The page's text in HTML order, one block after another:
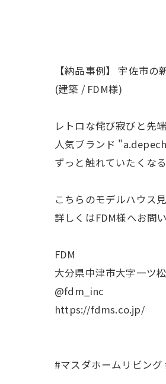
【納品事例】 宇佐市
(建築 / FDM様)
レトロな侘び寂びと先
人気ブランド
ずっと触れていたくな
こちらのモデルハウス
詳しくはFDM様へお問
FDM
大分県中津市大字一ツ
@fdm_inc
https://fdms.co.jp/
#マスダホームリビン